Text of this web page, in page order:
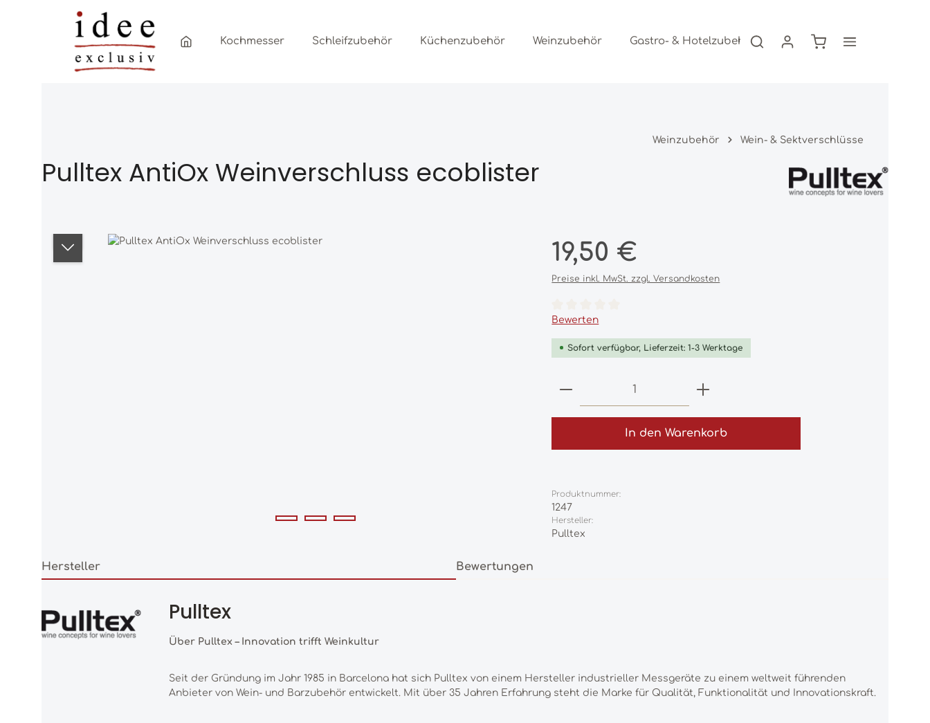
Zum Hauptinhalt springen
Zur Hauptnavigation springen
Kochmesser Schleifzubehör Küchenzubehör Weinzubehör Gastro- & Hotelzubehör Freizeitartikel
Warenkorb enthält
Weinzubehör Wein- & Sektverschlüsse
Pulltex AntiOx Weinverschluss ecoblister
Bildergalerie überspringen Regulärer Preis:
19,50 €
Preise inkl. MwSt. zzgl. Versandkosten
Durchschnittliche Bewertung von 0 von 5 Sternen
Bewerten
Sofort verfügbar, Lieferzeit: 1-3 Werktage
Produkt Anzahl: Gib den gewünschten
In den Warenkorb
Produktnummer:
1247
Hersteller:
Pulltex
Hersteller Bewertungen
Pulltex
Über Pulltex – Innovation trifft Weinkultur
Seit der Gründung im Jahr 1985 in Barcelona hat sich Pulltex von einem Hersteller industrieller Messgeräte zu einem weltweit führenden
Anbieter von Wein- und Barzubehör entwickelt. Mit über 35 Jahren Erfahrung steht die Marke für Qualität, Funktionalität und Innovationskraft.